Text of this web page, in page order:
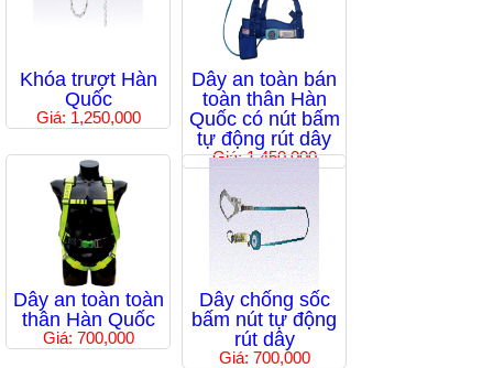
Khóa trượt Hàn
Quốc
Giá: 1,250,000
Dây an toàn bán
toàn thân Hàn
Quốc có nút bấm
tự động rút dây
Giá: 1,450,000
Dây an toàn toàn
thân Hàn Quốc
Giá: 700,000
Dây chống sốc
bấm nút tự động
rút dây
Giá: 700,000